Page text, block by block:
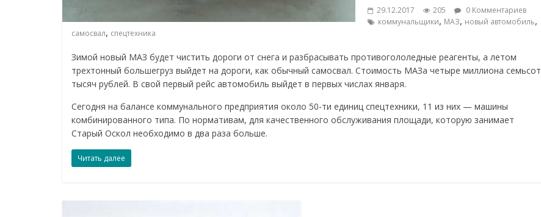
29.12.2017 205
0 Комментариев
коммунальщики, МАЗ, новый автомобиль,
самосвал, спецтехника
Зимой новый МАЗ будет чистить дороги от снега и разбрасывать противогололедные реагенты, а летом
трехтонный большегруз выйдет на дороги, как обычный самосвал. Стоимость МАЗа четыре миллиона семьсот
тысяч рублей. В свой первый рейс автомобиль выйдет в первых числах января.
Сегодня на балансе коммунального предприятия около 50-ти единиц спецтехники, 11 из них — машины
комбинированного типа. По нормативам, для качественного обслуживания площади, которую занимает
Старый Оскол необходимо в два раза больше.
Читать далее